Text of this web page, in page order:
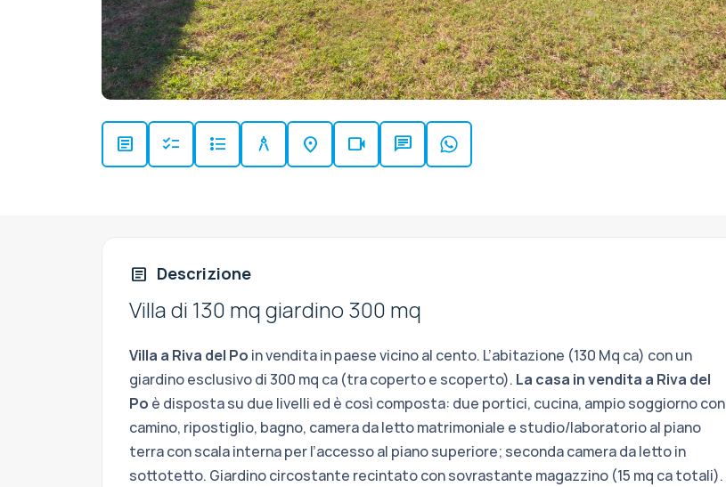
article checklist format_list_bulleted architecture location_on videocam chat
article Descrizione
Villa di 130 mq giardino 300 mq
Villa a Riva del Po in vendita in paese vicino al cento. L’abitazione (130 Mq ca) con un
giardino esclusivo di 300 mq ca (tra coperto e scoperto). La casa in vendita a Riva del
Po è disposta su due livelli ed è così composta: due portici, cucina, ampio soggiorno con
camino, ripostiglio, bagno, camera da letto matrimoniale e studio/laboratorio al piano
terra con scala interna per l’accesso al piano superiore; seconda camera da letto in
sottotetto. Giardino circostante recintato con sovrastante magazzino (15 mq ca totali).